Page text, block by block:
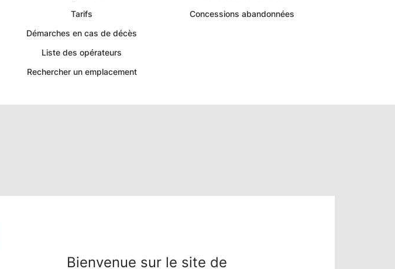
Grigonnais
Portail
de
Tarifs
Démarches en cas de décès
Liste des opérateurs
Rechercher un emplacement
Concessions abandonnées
Bienvenue sur le site de